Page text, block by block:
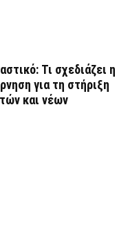
Τι σχεδιάζει η
για τη στήριξη
και νέων